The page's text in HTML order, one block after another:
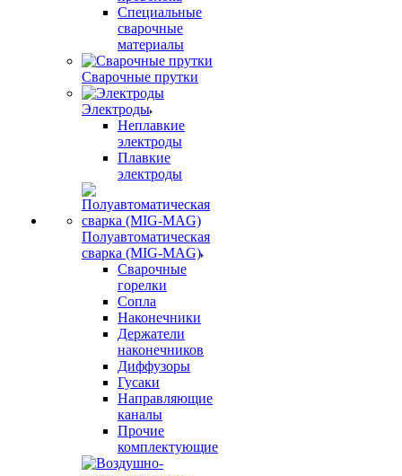
Специальные
сварочные
материалы
Сварочные прутки
Электроды
Неплавкие
электроды
Плавкие
электроды
Полуавтоматическая
сварка (MIG-MAG)
Сварочные
горелки
Сопла
Наконечники
Держатели
наконечников
Диффузоры
Гусаки
Направляющие
каналы
Прочие
комплектующие